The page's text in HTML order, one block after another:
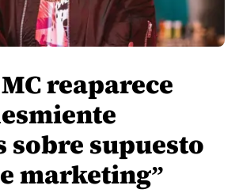
reaparece
sobre supuesto
marketing”